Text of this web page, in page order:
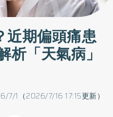
近期偏頭痛患
析「天氣病」
7/1（2026/7/16 17:15更新）